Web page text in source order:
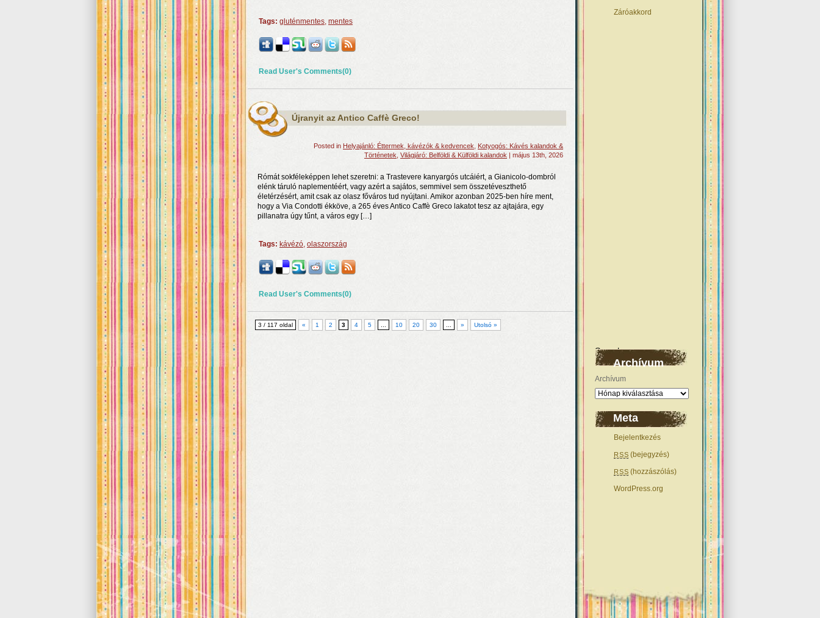
Záróakkord
Archívum
Archívum
Meta
Bejelentkezés
RSS (bejegyzés)
RSS (hozzászólás)
WordPress.org
Tags: gluténmentes, mentes
Read User's Comments(0)
Újranyit az Antico Caffè Greco!
Posted in Helyajánló: Éttermek, kávézók & kedvencek Kotyogós: Kávés kalandok &
Történetek Világjáró: Belföldi & Külföldi kalandok | május 13th, 2026
Rómát sokféleképpen lehet szeretni: a Trastevere kanyargós utcáiért, a Gianicolo-dombról
elénk táruló naplementéért, vagy azért a sajátos, semmivel sem összetéveszthető
életérzésért, amit csak az olasz főváros tud nyújtani. Amikor azonban 2025-ben híre ment,
hogy a Via Condotti ékköve, a 265 éves Antico Caffè Greco lakatot tesz az ajtajára, egy
pillanatra úgy tűnt, a város egy […]
Tags: kávézó, olaszország
Read User's Comments(0)
3 / 117 oldal « 1 2 3 4 5 10 20 30 » Utolsó »